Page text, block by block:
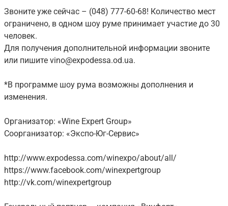
Звоните уже сейчас – (048) 777-60-68! Количество мест
ограничено, в одном шоу руме принимает участие до 30
человек.
Для получения дополнительной информации звоните
или пишите vino@expodessa.od.ua.
*В программе шоу рума возможны дополнения и
изменения.
Организатор: «Wine Expert Group»
Соорганизатор: «Экспо-Юг-Сервис»
http://www.expodessa.com/winexpo/about/all/
https://www.facebook.com/winexpertgroup
http://vk.com/winexpertgroup